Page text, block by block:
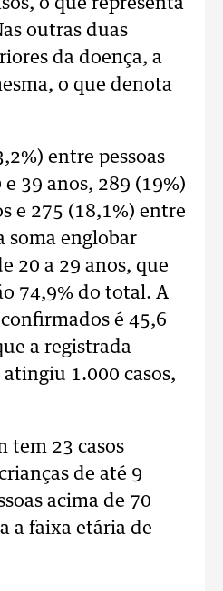
o que representa
outras duas
da doença, a
o que denota
entre pessoas
39 anos, 289 (19%)
e 275 (18,1%) entre
soma englobar
20 a 29 anos, que
74,9% do total. A
é 45,6
a registrada
1.000 casos,
tem 23 casos
de até 9
acima de 70
a faixa etária de